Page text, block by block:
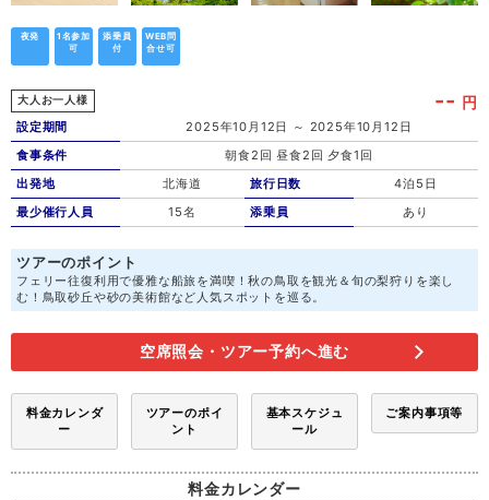
夜発
1名参加
可
添乗員
付
WEB問
合せ可
大人お一人様 -- 円
設定期間
2025年10月12日 ～ 2025年10月12日
食事条件
朝食2回 昼食2回 夕食1回
出発地
北海道
最少催行人員
15名
旅行日数
4泊5日
添乗員
あり
ツアーのポイント
フェリー往復利用で優雅な船旅を満喫！秋の鳥取を観光＆旬の梨狩りを楽し
む！鳥取砂丘や砂の美術館など人気スポットを巡る。
空席照会・ツアー予約へ進む
料金カレンダ
ー
ツアーのポイ
ント
基本スケジュ
ール
ご案内事項等
料金カレンダー